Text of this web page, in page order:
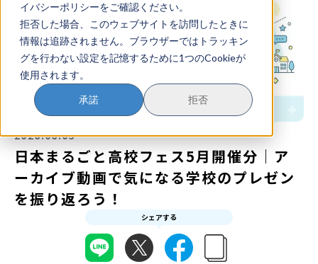
イバシーポリシーをご確認ください。
拒否した場合、このウェブサイトを訪問したときに
情報は追跡されません。ブラウザーではトラッキン
グを行わない設定を記憶するために1つのCookieが
使用されます。
承諾 拒否
学校を探す
イベントを探す
おためし地域留学
マガジン
奨学金について
？ イベント参加方法
2026.06.05
日本まるごと高校フェス5月開催分｜ア
ーカイブ動画で気になる学校のプレゼン
を振り返ろう！
シェアする